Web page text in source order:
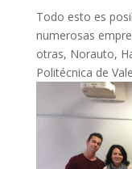
Todo esto es
numerosas
otras, Norauto,
Politécnica de